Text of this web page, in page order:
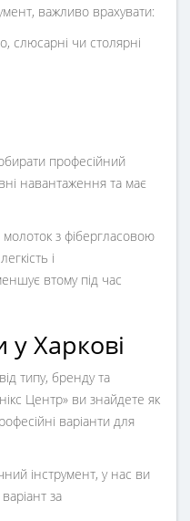
важливо врахувати:
слюсарні чи столярні
професійний
навантаження та має
молоток з фібергласовою
і
втому під час
Харкові
типу, бренду та
Центр» ви знайдете як
варіанти для
інструмент, у нас ви
за